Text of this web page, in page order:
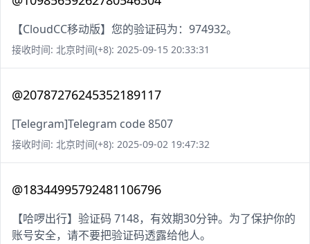
【CloudCC移动版】您的验证码为：974932。
接收时间: 北京时间(+8): 2025-09-15 20:33:31
@20787276245352189117
[Telegram]Telegram code 8507
接收时间: 北京时间(+8): 2025-09-02 19:47:32
@18344995792481106796
【哈啰出行】验证码 7148，有效期30分钟。为了保护你的
账号安全，请不要把验证码透露给他人。